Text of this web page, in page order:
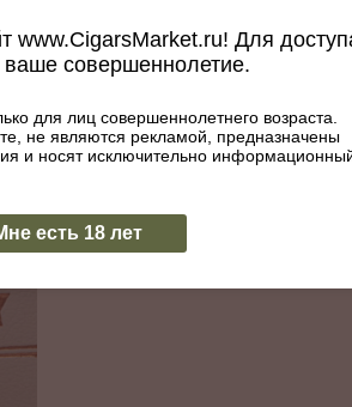
светлый покровный лист, выращенный в
разработчиков линии, сигара имеет
продолжительное время. White Label
www.CigarsMarket.ru! Для
совершеннолетие.
для лиц совершеннолетнего возраста.
не являются рекламой, предназначены
и носят исключительно
есть 18 лет